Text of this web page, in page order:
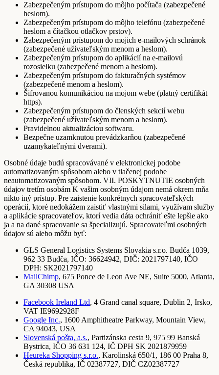
Zabezpečeným prístupom do môjho počítača (zabezpečené
heslom).
Zabezpečeným prístupom do môjho telefónu (zabezpečené
heslom a čítačkou otlačkov prstov).
Zabezpečeným prístupom do mojich e-mailových schránok
(zabezpečené užívateľským menom a heslom).
Zabezpečeným prístupom do aplikácií na e-mailovú
rozosielku (zabezpečené menom a heslom).
Zabezpečeným prístupom do fakturačných systémov
(zabezpečené menom a heslom).
Šifrovanou komunikáciou na mojom webe (platný certifikát
https).
Zabezpečeným prístupom do členských sekcií webu
(zabezpečené užívateľským menom a heslom).
Pravidelnou aktualizáciou softwaru.
Bezpečne uzamknutou prevádzkarňou (zabezpečené
uzamykateľnými dverami).
Osobné údaje budú spracovávané v elektronickej podobe
automatizovaným spôsobom alebo v tlačenej podobe
neautomatizovaným spôsobom. VII. POSKYTNUTIE osobných
údajov tretím osobám K vašim osobným údajom nemá okrem mňa
nikto iný prístup. Pre zaistenie konkrétnych spracovateľských
operácií, ktoré nedokážem zaistiť vlastnými silami, využívam služby
a aplikácie spracovateľov, ktorí vedia dáta ochrániť ešte lepšie ako
ja a na dané spracovanie sa špecializujú. Spracovateľmi osobných
údajov sú alebo môžu byť:
GLS General Logistics Systems Slovakia s.r.o. Budča 1039,
962 33 Budča, IČO: 36624942, DIČ: 2021797140, IČO
DPH: SK2021797140
MailChimp, 675 Ponce de Leon Ave NE, Suite 5000, Atlanta,
GA 30308 USA
Facebook Ireland Ltd, 4 Grand canal square, Dublin 2, Irsko,
VAT IE9692928F
Google Inc., 1600 Amphitheatre Parkway, Mountain View,
CA 94043, USA
Slovenská pošta, a.s., Partizánska cesta 9, 975 99 Banská
Bystrica, IČO 36 631 124, IČ DPH SK 2021879959
Heureka Shopping s.r.o., Karolinská 650/1, 186 00 Praha 8,
Česká republika, IČ 02387727, DIČ CZ02387727